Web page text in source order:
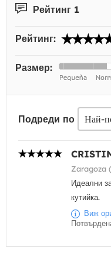
Рейтинг 1
Рейтинг:
Размер:
Подреди по
Zaragoza
Идеални
кутийка.
Виж